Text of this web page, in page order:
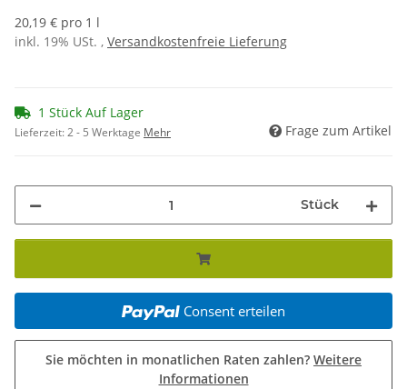
20,19 € pro 1 l
inkl. 19% USt. , Versandkostenfreie Lieferung
1 Stück Auf Lager
Lieferzeit:2 - 5 Werktage Mehr Frage zum Artikel
Stück
Consent erteilen
Sie möchten in monatlichen Raten zahlen? Weitere
Informationen